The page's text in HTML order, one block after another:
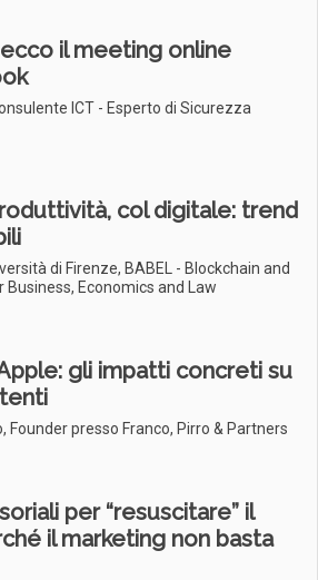
il meeting online
ICT - Esperto di Sicurezza
col digitale: trend
di Firenze, BABEL - Blockchain and
Economics and Law
gli impatti concreti su
Founder presso Franco, Pirro & Partners
per “resuscitare” il
il marketing non basta